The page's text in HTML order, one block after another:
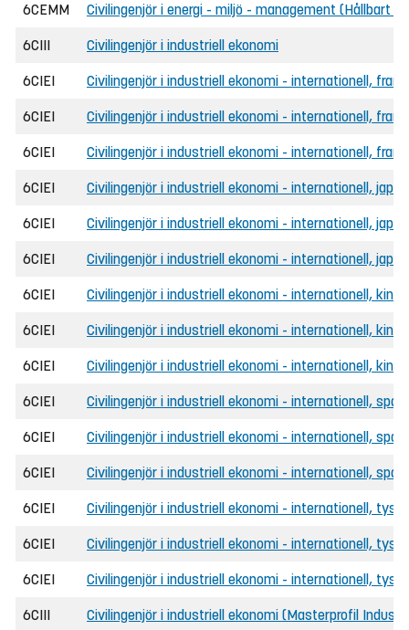
6CEMM Civilingenjör i energi - miljö - management (Hållbart
6CIII Civilingenjör i industriell ekonomi
6CIEI Civilingenjör i industriell ekonomi - internationell,
6CIEI Civilingenjör i industriell ekonomi - internationell,
6CIEI Civilingenjör i industriell ekonomi - internationell,
6CIEI Civilingenjör i industriell ekonomi - internationell,
6CIEI Civilingenjör i industriell ekonomi - internationell,
6CIEI Civilingenjör i industriell ekonomi - internationell,
6CIEI Civilingenjör i industriell ekonomi - internationell,
6CIEI Civilingenjör i industriell ekonomi - internationell,
6CIEI Civilingenjör i industriell ekonomi - internationell,
6CIEI Civilingenjör i industriell ekonomi - internationell,
6CIEI Civilingenjör i industriell ekonomi - internationell,
6CIEI Civilingenjör i industriell ekonomi - internationell,
6CIEI Civilingenjör i industriell ekonomi - internationell, tyska
6CIEI Civilingenjör i industriell ekonomi - internationell,
6CIEI Civilingenjör i industriell ekonomi - internationell,
6CIII Civilingenjör i industriell ekonomi (Masterprofil